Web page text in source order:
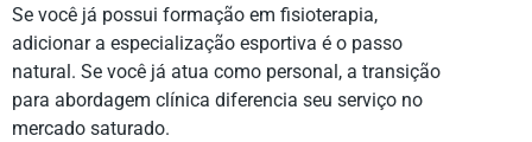
Se você já possui formação em fisioterapia,
adicionar a especialização esportiva é o passo
natural. Se você já atua como personal, a transição
para abordagem clínica diferencia seu serviço no
mercado saturado.